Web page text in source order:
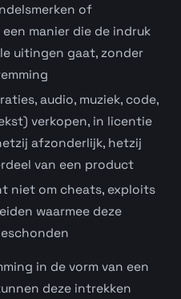
of
manier die de indruk
uitingen gaat, zonder
audio, muziek, code,
verkopen, in licentie
afzonderlijk, hetzij
van een product
niet om cheats, exploits
waarmee deze
in de vorm van een
deze intrekken